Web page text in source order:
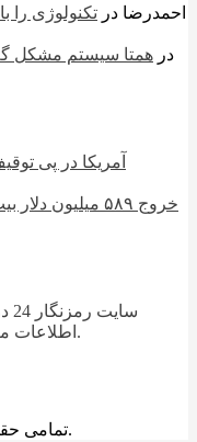
احمدرضا در تکنولوژی را
در همتا سیستم مشکل
خروج ۵۸۹
اطلاعات مردم از دنیای رمز ارز ها راه اندازی گردید.
© تمامیمحفوظ می باشد.